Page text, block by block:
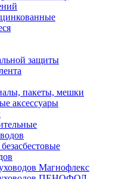
защиты
пакеты, мешки
аксессуары
Магнофлекс